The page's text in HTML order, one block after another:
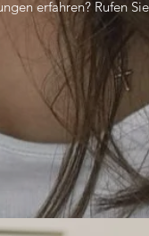
erfahren? Rufen